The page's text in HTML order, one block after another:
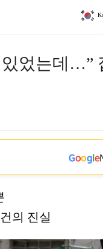
었는데…”
Google
의 진실